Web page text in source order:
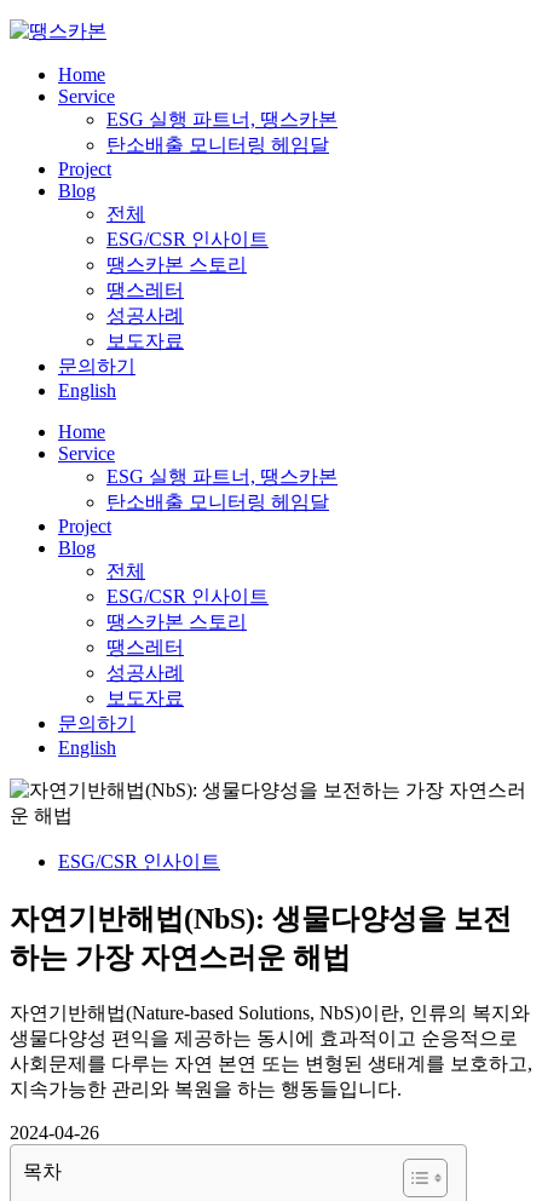
Skip
contentHome
Service
ESG 실행 파트너, 땡스카본
탄소배출 모니터링 헤임달
Project
Blog
전체
ESG/CSR 인사이트
땡스카본 스토리
땡스레터
성공사례
보도자료
문의하기
English
Home
Service
ESG 실행 파트너, 땡스카본
탄소배출 모니터링 헤임달
Project
Blog
전체
ESG/CSR 인사이트
땡스카본 스토리
땡스레터
성공사례
보도자료
문의하기
English
ESG/CSR 인사이트
자연기반해법(NbS): 생물다양성을 보전
하는 가장 자연스러운 해법
자연기반해법(Nature-based Solutions, NbS)이란, 인류의 복지와
생물다양성 편익을 제공하는 동시에 효과적이고 순응적으로
사회문제를 다루는 자연 본연 또는 변형된 생태계를 보호하고,
지속가능한 관리와 복원을 하는 행동들입니다.
2024-04-26
목차